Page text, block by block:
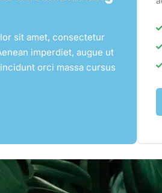
sit amet, consectetur
imperdiet, augue ut
orci massa cursus